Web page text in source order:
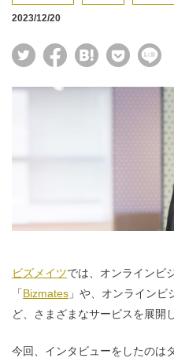
2023/12/20
ビズメイツでは、オンラインビ
「Bizmates 」や、オンラインビ
ど、さまざまなサービスを展開
今回、インタビューをしたのは